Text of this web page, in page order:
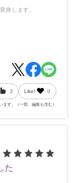
身します。
瞳になるんです。
ず、少し斜め上に
ださい！
3 Like! 0
す。（一部、編集も含む）
た